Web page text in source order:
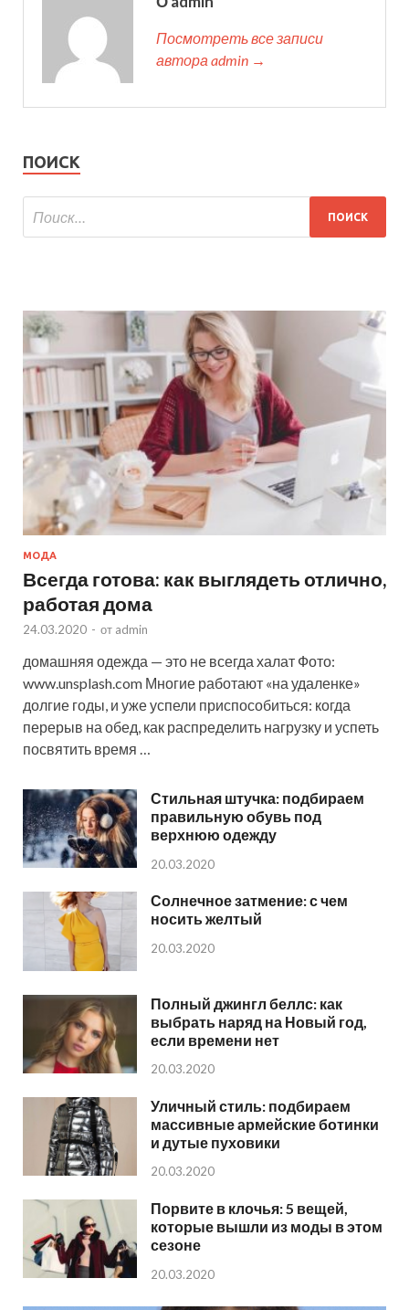
Посмотреть все записи
автора admin →
ПОИСК
МОДА
Всегда готова: как выглядеть отлично,
работая дома
24.03.2020 - от admin
домашняя одежда — это не всегда халат Фото:
www.unsplash.com Многие работают «на удаленке»
долгие годы, и уже успели приспособиться: когда
перерыв на обед, как распределить нагрузку и успеть
посвятить время …
Стильная штучка: подбираем
правильную обувь под
верхнюю одежду
20.03.2020
Солнечное затмение: с чем
носить желтый
20.03.2020
Полный джингл беллс: как
выбрать наряд на Новый год,
если времени нет
20.03.2020
Уличный стиль: подбираем
массивные армейские ботинки
и дутые пуховики
20.03.2020
Порвите в клочья: 5 вещей,
которые вышли из моды в этом
сезоне
20.03.2020